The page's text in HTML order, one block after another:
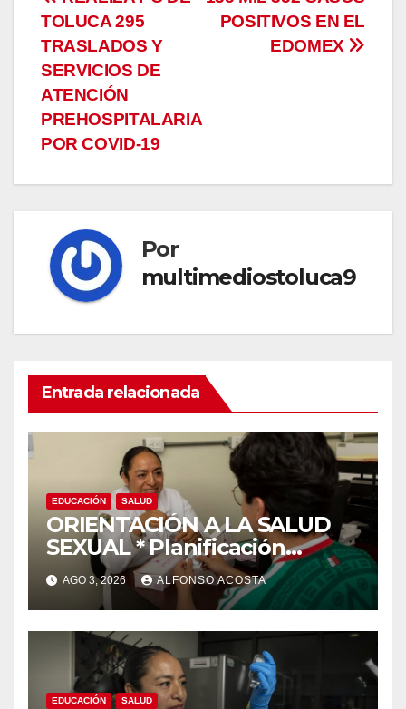
de
entradas
POSITIVOS EN EL
EDOMEX
TOLUCA 295
TRASLADOS Y
SERVICIOS DE
ATENCIÓN
PREHOSPITALARIA
POR COVID-19
Por
multimediostoluca9
Entrada relacionada
EDUCACIÓN SALUD
ORIENTACIÓN A LA SALUD
SEXUAL * Planificación
familiar, un derecho
AGO 3, 2026 ALFONSO ACOSTA
EDUCACIÓN SALUD